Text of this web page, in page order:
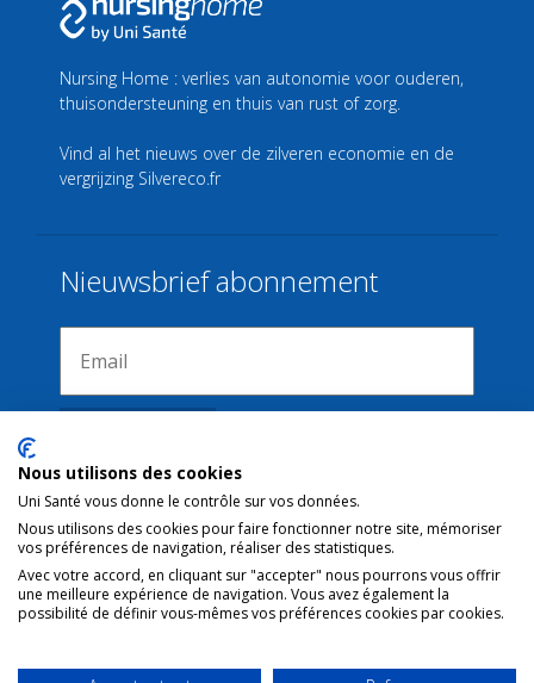
Nursing Home : verlies van autonomie voor ouderen,
thuisondersteuning en thuis van rust of zorg.
Vind al het nieuws over de zilveren economie en de
vergrijzing Silvereco.fr
Nieuwsbrief abonnement
Verbindingen
Juridische kennisgeving
Nous utilisons des cookies
Uni Santé vous donne le contrôle sur vos données.
Nous utilisons des cookies pour faire fonctionner notre site, mémoriser
vos préférences de navigation, réaliser des statistiques.
Avec votre accord, en cliquant sur "accepter" nous pourrons vous offrir
une meilleure expérience de navigation. Vous avez également la
possibilité de définir vous-mêmes vos préférences cookies par cookies.